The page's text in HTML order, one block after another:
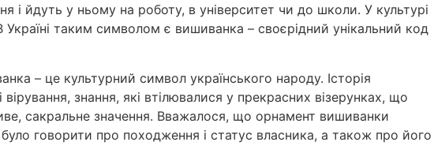
і йдуть у ньому на роботу, в університет чи до школи. У культурі
таким символом є вишиванка – своєрідний унікальний код
– це культурний символ українського народу. Історія
знання, які втілювалися у прекрасних візерунках, що
сакральне значення. Вважалося, що орнамент вишиванки
говорити про походження і статус власника, а також про його